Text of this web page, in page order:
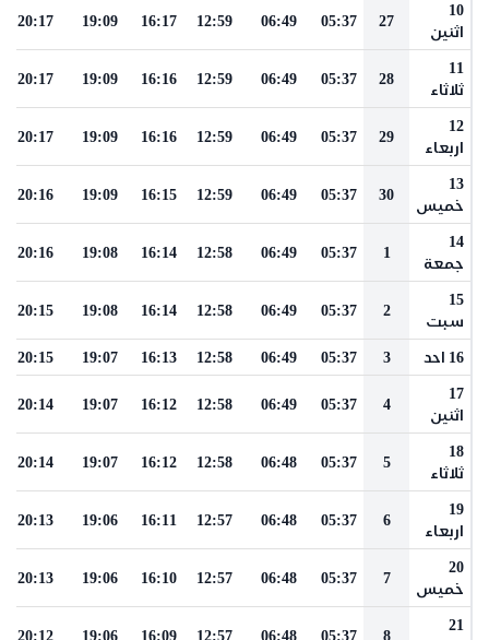
10
اثنين
27
05:37
06:49
12:59
16:17
19:09
20:17
11
ثلاثاء
28
05:37
06:49
12:59
16:16
19:09
20:17
12
اربعاء
29
05:37
06:49
12:59
16:16
19:09
20:17
13
خميس
30
05:37
06:49
12:59
16:15
19:09
20:16
14
جمعة
1
05:37
06:49
12:58
16:14
19:08
20:16
15
سبت
2
05:37
06:49
12:58
16:14
19:08
20:15
16 احد 3
05:37
06:49
12:58
16:13
19:07
20:15
17
اثنين
4
05:37
06:49
12:58
16:12
19:07
20:14
18
ثلاثاء
5
05:37
06:48
12:58
16:12
19:07
20:14
19
اربعاء
6
05:37
06:48
12:57
16:11
19:06
20:13
20
خميس
7
05:37
06:48
12:57
16:10
19:06
20:13
21
8
05:37
06:48
12:57
16:09
19:06
20:12